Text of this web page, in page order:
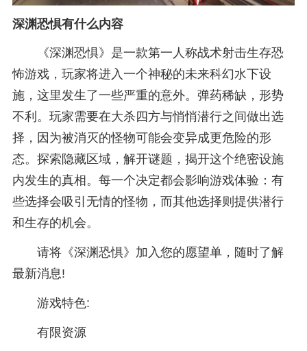
深渊恐惧有什么内容
《深渊恐惧》是一款第一人称战术射击生存恐
怖游戏，玩家将进入一个神秘的未来科幻水下设
施，这里发生了一些严重的意外。弹药稀缺，形势
不利。玩家需要在大杀四方与悄悄潜行之间做出选
择，因为被消灭的怪物可能会变异成更危险的形
态。探索隐藏区域，解开谜题，揭开这个绝密设施
内发生的真相。每一个决定都会影响游戏体验：有
些选择会吸引无情的怪物，而其他选择则提供潜行
和生存的机会。
请将《深渊恐惧》加入您的愿望单，随时了解
最新消息!
游戏特色:
有限资源